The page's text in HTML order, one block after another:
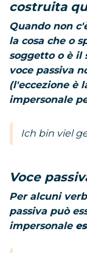
costruita
Quando non
la cosa che o
soggetto o è il
voce passiva
(l'eccezione è
impersonale
Ich bin viel
Voce
Per alcuni
passiva può
impersonale es